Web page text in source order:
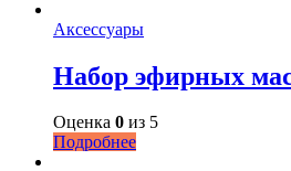
Аксессуары
Набор эфирных
Оценка 0 из 5
Подробнее